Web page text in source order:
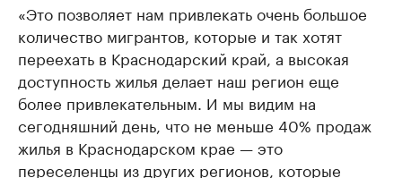
«Это позволяет нам привлекать очень большое
количество мигрантов, которые и так хотят
переехать в Краснодарский край, а высокая
доступность жилья делает наш регион еще
более привлекательным. И мы видим на
сегодняшний день, что не меньше 40% продаж
жилья в Краснодарском крае — это
переселенцы из других регионов, которые